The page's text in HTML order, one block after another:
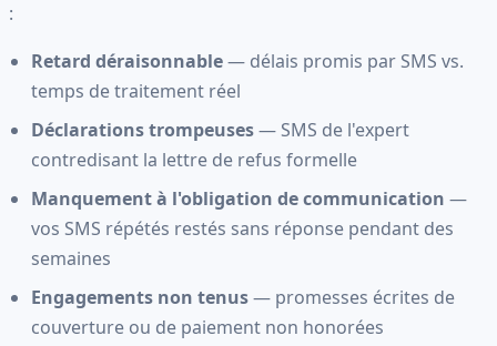
:
Retard déraisonnable— délais promis par SMS vs.
temps de traitement réel
Déclarations trompeuses— SMS de l'expert
contredisant la lettre de refus formelle
Manquement à l'obligation de communication —
vos SMS répétés restés sans réponse pendant des
semaines
Engagements non tenus— promesses écrites de
couverture ou de paiement non honorées